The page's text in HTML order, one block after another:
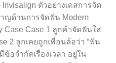
ตัวอย่างเคสการจัด
ญด้านการจัดฟัน Modern
Case Case 1 ลูกค้าจัดฟันใส
2 ลูกเคยถูกเพื่อนล้อว่า “ฟัน
ข้อจำกัดเรื่องเวลา อยู่ใน